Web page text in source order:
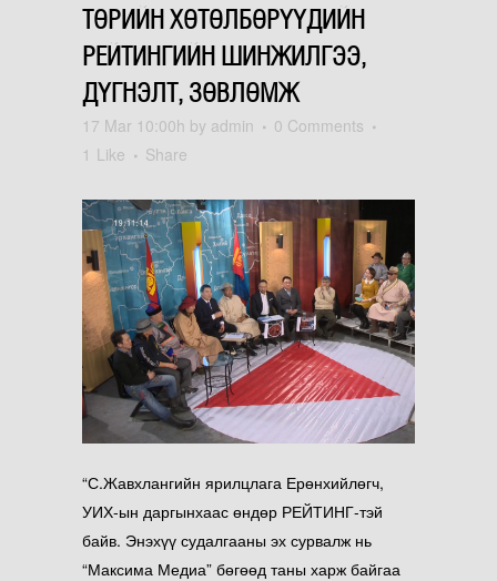
ТӨРИЙН ХӨТӨЛБӨРҮҮДИЙН
РЕЙТИНГИЙН ШИНЖИЛГЭЭ,
ДҮГНЭЛТ, ЗӨВЛӨМЖ
17 Mar 10:00h by admin
0 Comments
1 Like Share
“С.Жавхлангийн ярилцлага Ерөнхийлөгч,
УИХ-ын даргынхаас өндөр РЕЙТИНГ-тэй
байв. Энэхүү судалгааны эх сурвалж нь
“Максима Медиа” бөгөөд таны харж байгаа